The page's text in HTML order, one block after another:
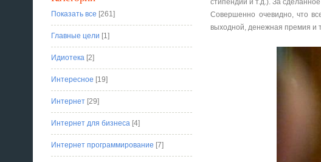
стипендии и т.д.). За
Совершенно очевидно, что
выходной, денежная премия и
Показать все [261]
Главные цели [1]
Идиотека[2]
Интересное [19]
Интернет[29]
Интернет для бизнеса[4]
Интернет программирование [7]